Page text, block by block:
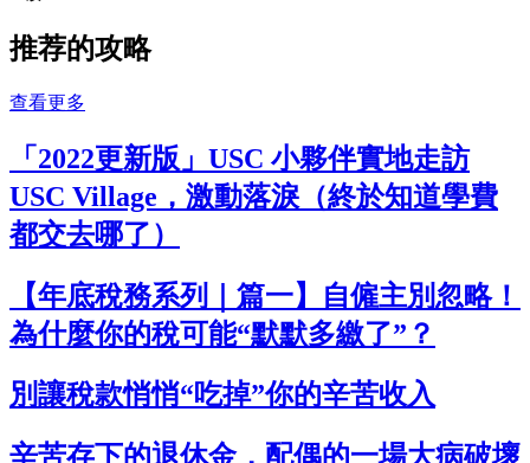
推荐的攻略
查看更多
「2022更新版」USC 小夥伴實地走訪
USC Village，激動落淚（終於知道學費
都交去哪了）
【年底稅務系列｜篇一】自僱主別忽略！
為什麼你的稅可能“默默多繳了”？
別讓稅款悄悄“吃掉”你的辛苦收入
辛苦存下的退休金，配偶的一場大病破壞